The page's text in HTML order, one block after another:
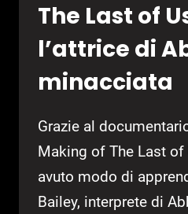
The Last of
l’attrice di
minacciata
Grazie al
Making of The Last of
avuto modo di
Bailey, interprete di